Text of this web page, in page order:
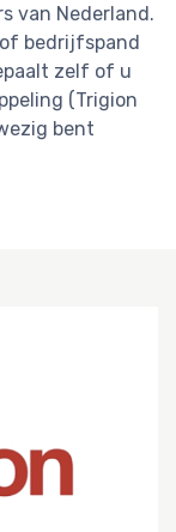
van Nederland.
bedrijfspand
zelf of u
(Trigion
bent